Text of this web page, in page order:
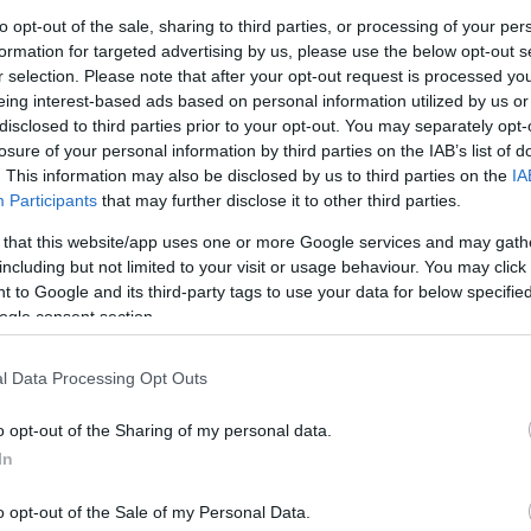
opt-out of the sale, sharing to third parties, or processing of your
for targeted advertising by us, please use the below opt-out
selection. Please note that after your opt-out request is processed
interest-based ads based on personal information utilized by us
to third parties prior to your opt-out. You may separately
of your personal information by third parties on the IAB’s list of
This information may also be disclosed by us to third parties on the
Participants that may further disclose it to other third parties.
that this website/app uses one or more Google services and may
but not limited to your visit or usage behaviour. You may
to Google and its third-party tags to use your data for below
consent section.
Data Processing Opt Outs
opt-out of the Sharing of my personal data.
opt-out of the Sale of my Personal Data.
gumicsizmát?
akad, ezért érdemes végigvenni, hogy
hordani. Mert ezekből a
túrára használható verzió is. Az idei
bakancsra emlékeztető
vagány külsőt kölcsönöz. Ez a fazon
katonai jellegű nadrágokhoz. Tavaszi
a nagy sárban egy ilyen